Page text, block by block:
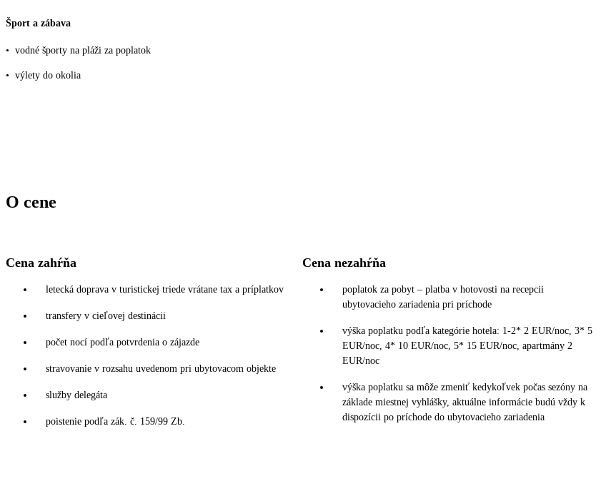
Šport a zábava
• vodné športy na pláži za poplatok
• výlety do okolia
O cene
Cena zahŕňa
letecká doprava v turistickej triede vrátane tax a príplatkov
transfery v cieľovej destinácii
počet nocí podľa potvrdenia o zájazde
stravovanie v rozsahu uvedenom pri ubytovacom objekte
služby delegáta
poistenie podľa zák. č. 159/99 Zb.
Cena nezahŕňa
poplatok za pobyt – platba v hotovosti na recepcii
ubytovacieho zariadenia pri príchode
výška poplatku podľa kategórie hotela: 1-2* 2 EUR/noc, 3* 5
EUR/noc, 4* 10 EUR/noc, 5* 15 EUR/noc, apartmány 2
EUR/noc
výška poplatku sa môže zmeniť kedykoľvek počas sezóny na
základe miestnej vyhlášky, aktuálne informácie budú vždy k
dispozícii po príchode do ubytovacieho zariadenia